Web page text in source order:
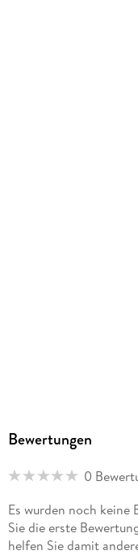
Bewertungen
0
Es wurden noch keine
Sie die erste
helfen Sie damit